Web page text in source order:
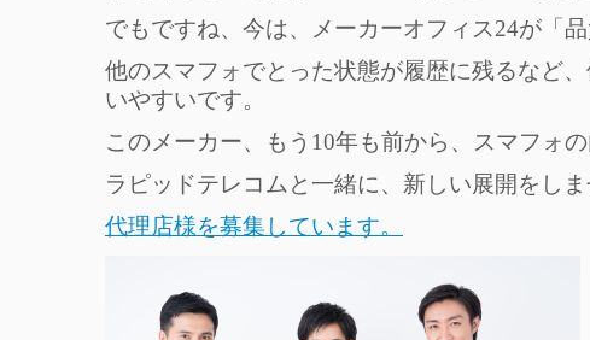
でもですね、今は、メーカーオフィス24が「
他のスマフォでとった状態が履歴に残るなど
いやすいです。
このメーカー、もう10年も前から、スマフォ
ラピッドテレコムと一緒に、新しい展開をしま
代理店様を募集しています。